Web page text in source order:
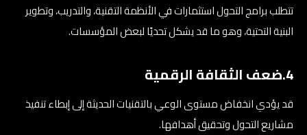
تتطلب برامج التحول استثمارات في الأنظمة التقنية، والتدريب، وتطوير
البنية التحتية، وهو ما قد يشكل تحديًا لبعض المؤسسات.
4.ضعف الثقافة الرقمية
قد يؤدي انخفاض مستوى الوعي بالتقنيات الحديثة إلى إبطاء تنفيذ
مشاريع التحول وتحقيق أهدافها.